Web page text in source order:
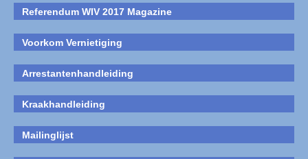
Referendum WIV 2017 Magazine
Voorkom Vernietiging
Arrestantenhandleiding
Kraakhandleiding
Mailinglijst